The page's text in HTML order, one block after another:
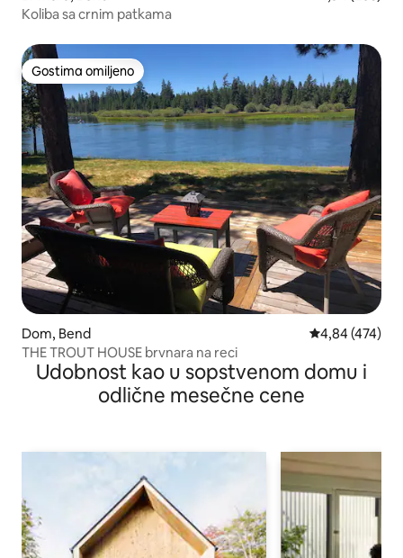
Koliba sa crnim patkama
Gostima omiljeno
Gostima omiljeno
Dom, Bend Prosečna
4,84 (474)
THE TROUT HOUSE brvnara na reci
Udobnost kao u sopstvenom domu i
odlične mesečne cene